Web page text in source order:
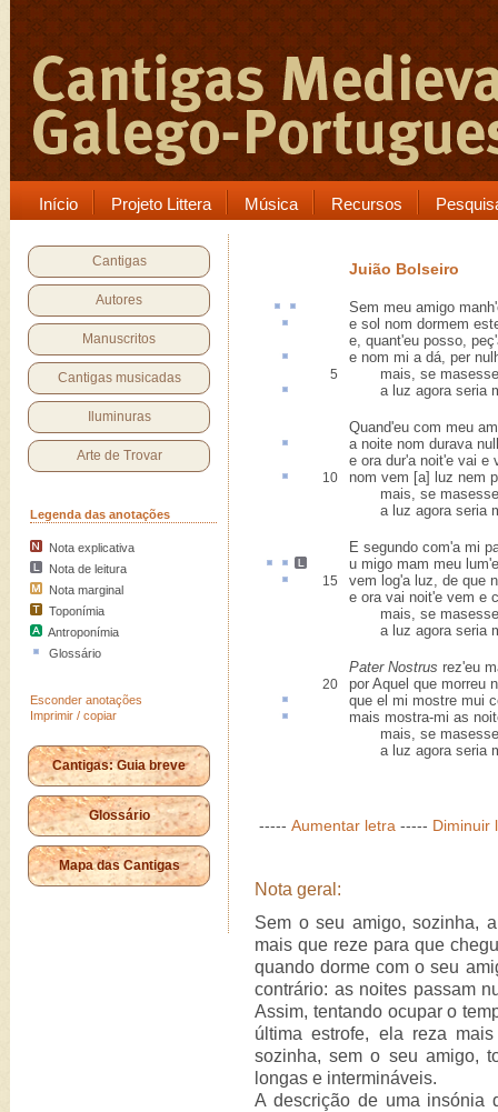
Início Projeto Littera Música Recursos
Cantigas
Autores
Manuscritos
Cantigas musicadas
Iluminuras
Arte de Trovar
Legenda das anotações
Nota explicativa
Nota de leitura
Nota marginal
Toponímia
Antroponímia
Glossário
Esconder anotações
Imprimir / copiar
Cantigas: Guia breve
Glossário
Mapa das Cantigas
Juião Bolseiro
Sem meu amigo manh
e sol nom dormem
e, quant'eu posso,
e nom mi a dá, per
5
mais, se masesse
a luz agora seria
Quand'eu com meu
a noite nom durava
e ora dur'a noit'e vai e
10 nom vem [a] luz nem
mais, se masesse
a luz agora seria
E segundo com'a mi
u migo mam meu
15
vem log'a luz, de que
e ora vai noit'e vem e
mais, se masesse
a luz agora seria
Pater Nostrus rez'eu
20
por Aquel que morreu
que el mi mostre mui
mais mostra-mi as
mais, se masesse
a luz agora seria
----- Aumentar letra ----- Diminuir
Nota geral:
Sem o seu amigo, sozinha,
mais que reze para que
quando dorme com o seu
contrário: as noites passam
Assim, tentando ocupar o
última estrofe, ela reza
sozinha, sem o seu amigo,
longas e intermináveis.
A descrição de uma insónia